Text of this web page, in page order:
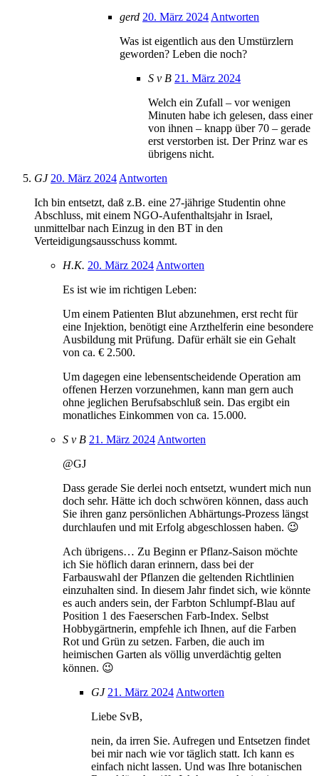
gerd 20. März 2024 Antworten
Was ist eigentlich aus den Umstürzlern
geworden? Leben die noch?
S v B 21. März 2024
Welch ein Zufall – vor wenigen
Minuten habe ich gelesen, dass einer
von ihnen – knapp über 70 – gerade
erst verstorben ist. Der Prinz war es
übrigens nicht.
GJ 20. März 2024 Antworten
Ich bin entsetzt, daß z.B. eine 27-jährige Studentin ohne
Abschluss, mit einem NGO-Aufenthaltsjahr in Israel,
unmittelbar nach Einzug in den BT in den
Verteidigungsausschuss kommt.
H.K. 20. März 2024 Antworten
Es ist wie im richtigen Leben:
Um einem Patienten Blut abzunehmen, erst recht für
eine Injektion, benötigt eine Arzthelferin eine besondere
Ausbildung mit Prüfung. Dafür erhält sie ein Gehalt
von ca. € 2.500.
Um dagegen eine lebensentscheidende Operation am
offenen Herzen vorzunehmen, kann man gern auch
ohne jeglichen Berufsabschluß sein. Das ergibt ein
monatliches Einkommen von ca. 15.000.
S v B 21. März 2024 Antworten
@GJ
Dass gerade Sie derlei noch entsetzt, wundert mich nun
doch sehr. Hätte ich doch schwören können, dass auch
Sie ihren ganz persönlichen Abhärtungs-Prozess längst
durchlaufen und mit Erfolg abgeschlossen haben. 😉
Ach übrigens… Zu Beginn er Pflanz-Saison möchte
ich Sie höflich daran erinnern, dass bei der
Farbauswahl der Pflanzen die geltenden Richtlinien
einzuhalten sind. In diesem Jahr findet sich, wie könnte
es auch anders sein, der Farbton Schlumpf-Blau auf
Position 1 des Faeserschen Farb-Index. Selbst
Hobbygärtnerin, empfehle ich Ihnen, auf die Farben
Rot und Grün zu setzen. Farben, die auch im
heimischen Garten als völlig unverdächtig gelten
können. 😉
GJ 21. März 2024 Antworten
Liebe SvB,
nein, da irren Sie. Aufregen und Entsetzen findet
bei mir nach wie vor täglich statt. Ich kann es
einfach nicht lassen. Und was Ihre botanischen